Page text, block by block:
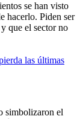
se han visto
hacerlo. Piden ser
que el sector no
las últimas
simbolizaron el